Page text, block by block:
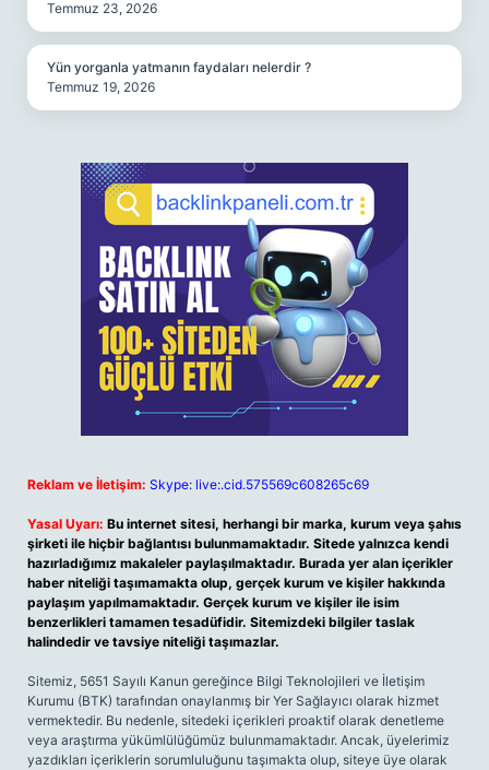
Temmuz 23, 2026
Yün yorganla yatmanın faydaları nelerdir ?
Temmuz 19, 2026
Reklam ve İletişim: Skype: live:.cid.575569c608265c69
Yasal Uyarı: Bu internet sitesi, herhangi bir marka, kurum veya şahıs
şirketi ile hiçbir bağlantısı bulunmamaktadır. Sitede yalnızca kendi
hazırladığımız makaleler paylaşılmaktadır. Burada yer alan içerikler
haber niteliği taşımamakta olup, gerçek kurum ve kişiler hakkında
paylaşım yapılmamaktadır. Gerçek kurum ve kişiler ile isim
benzerlikleri tamamen tesadüfidir. Sitemizdeki bilgiler taslak
halindedir ve tavsiye niteliği taşımazlar.
Sitemiz, 5651 Sayılı Kanun gereğince Bilgi Teknolojileri ve İletişim
Kurumu (BTK) tarafından onaylanmış bir Yer Sağlayıcı olarak hizmet
vermektedir. Bu nedenle, sitedeki içerikleri proaktif olarak denetleme
veya araştırma yükümlülüğümüz bulunmamaktadır. Ancak, üyelerimiz
yazdıkları içeriklerin sorumluluğunu taşımakta olup, siteye üye olarak